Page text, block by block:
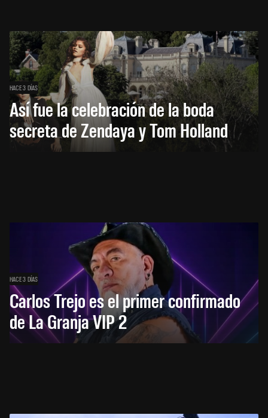
HACE 3 DÍAS
Así fue la celebración de la boda
secreta de Zendaya y Tom Holland
HACE 3 DÍAS
Carlos Trejo es el primer confirmado
de La Granja VIP 2